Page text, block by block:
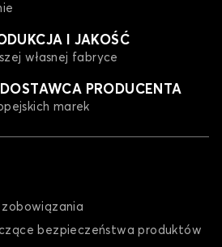
I JAKOŚĆ
własnej fabryce
PRODUCENTA
marek
bezpieczeństwa produktów